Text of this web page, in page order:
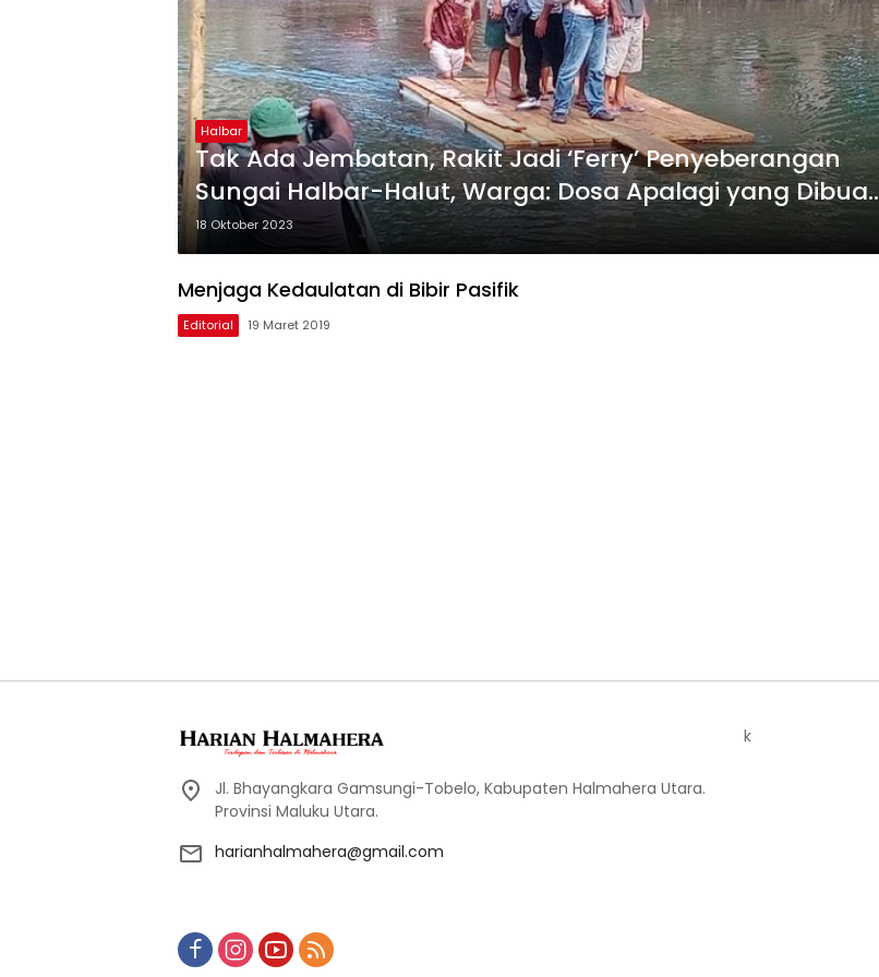
Halbar
Tak Ada Jembatan, Rakit Jadi ‘Ferry’ Penyeberangan
Sungai Halbar-Halut, Warga: Dosa Apalagi yang Dibuat
Pada Pemilu 2024 Nanti
18 Oktober 2023
Menjaga Kedaulatan di Bibir Pasifik
Editorial 19 Maret 2019
Jl. Bhayangkara Gamsungi-Tobelo, Kabupaten Halmahera Utara.
Provinsi Maluku Utara.
harianhalmahera@gmail.com
k